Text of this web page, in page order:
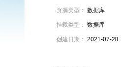
资源类型： 数据库
挂载类型： 数据库
创建日期： 2021-07-28